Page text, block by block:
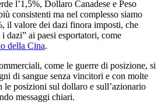
l’1,5%, Dollaro Canadese e Peso
consistenti ma nel complesso siamo
il valore dei dazi finora imposti, che
dazi” ai paesi esportatori, come
della Cina.
come le guerre di posizione, si
di sangue senza vincitori e con molte
posizioni sul dollaro e sull’azionario
messaggi chiari.